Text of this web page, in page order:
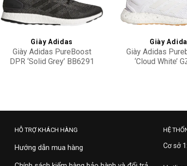
Add to
wishlist
Giày Adidas
Giày Adidas PureBoost
DPR ‘Solid Grey’ BB6291
Giày
Giày Adidas
‘Cloud White’
HỖ TRỢ KHÁCH HÀNG
Hướng dẫn mua hàng
HỆ
Cơ sở